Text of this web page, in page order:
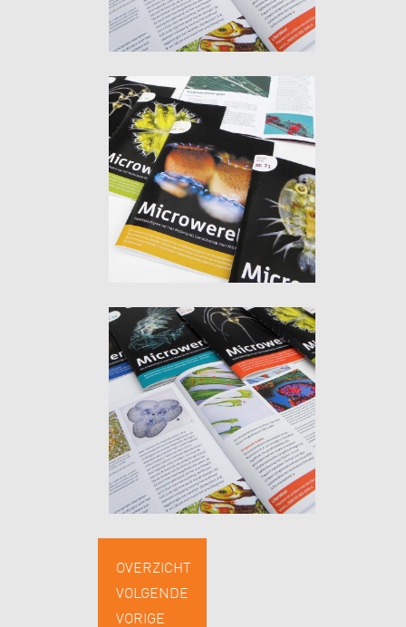
OVERZICHT
VOLGENDE
VORIGE